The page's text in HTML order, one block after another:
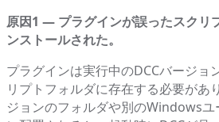
原因1 — プラグインが誤ったスクリ
ンストールされた。
プラグインは実行中のDCCバージョ
リプトフォルダに存在する必要があ
ジョンのフォルダや別のWindows